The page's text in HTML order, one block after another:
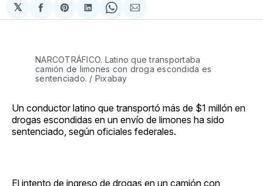
𝕏
Compartir
en
Share
on
Compartir
en
Share
on
Compartir
via
NARCOTRÁFICO. Latino que transportaba
camión de limones con droga escondida es
sentenciado. / Pixabay
Un conductor latino que transportó más de $1 millón en
drogas escondidas en un envío de limones ha sido
sentenciado, según oficiales federales.
El intento de ingreso de drogas en un camión con